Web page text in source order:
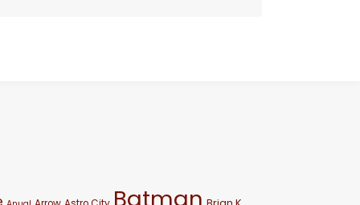
Batman